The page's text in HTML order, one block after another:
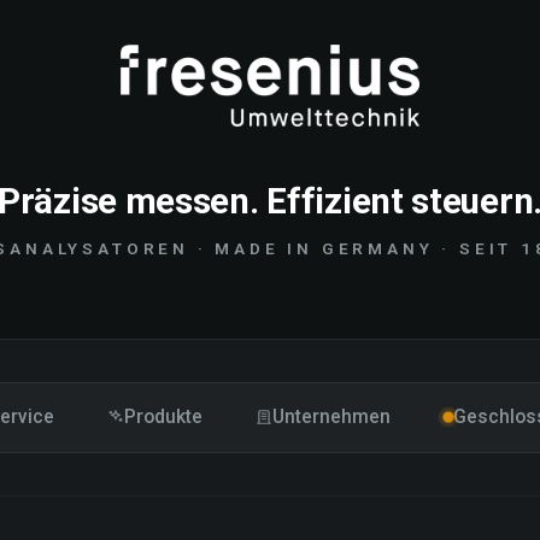
messen. Effizient steuern.
· MADE IN GERMANY · SEIT
Produkte Unternehmen